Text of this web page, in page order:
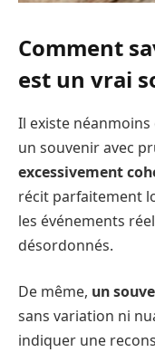
Comment
est un vrai
Il existe
un souvenir avec
excessivement
récit parfaitement
les événements
désordonnés.
De même, un
sans variation ni
indiquer une